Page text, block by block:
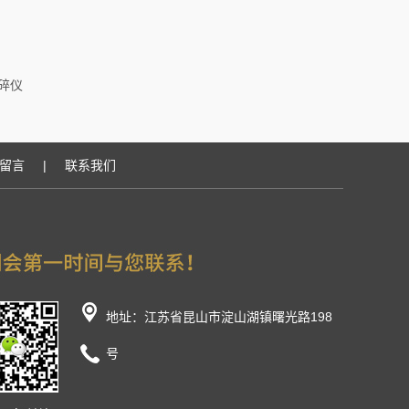
仪
言 | 联系我们
地址：江苏省昆山市淀山湖镇曙光路198
号